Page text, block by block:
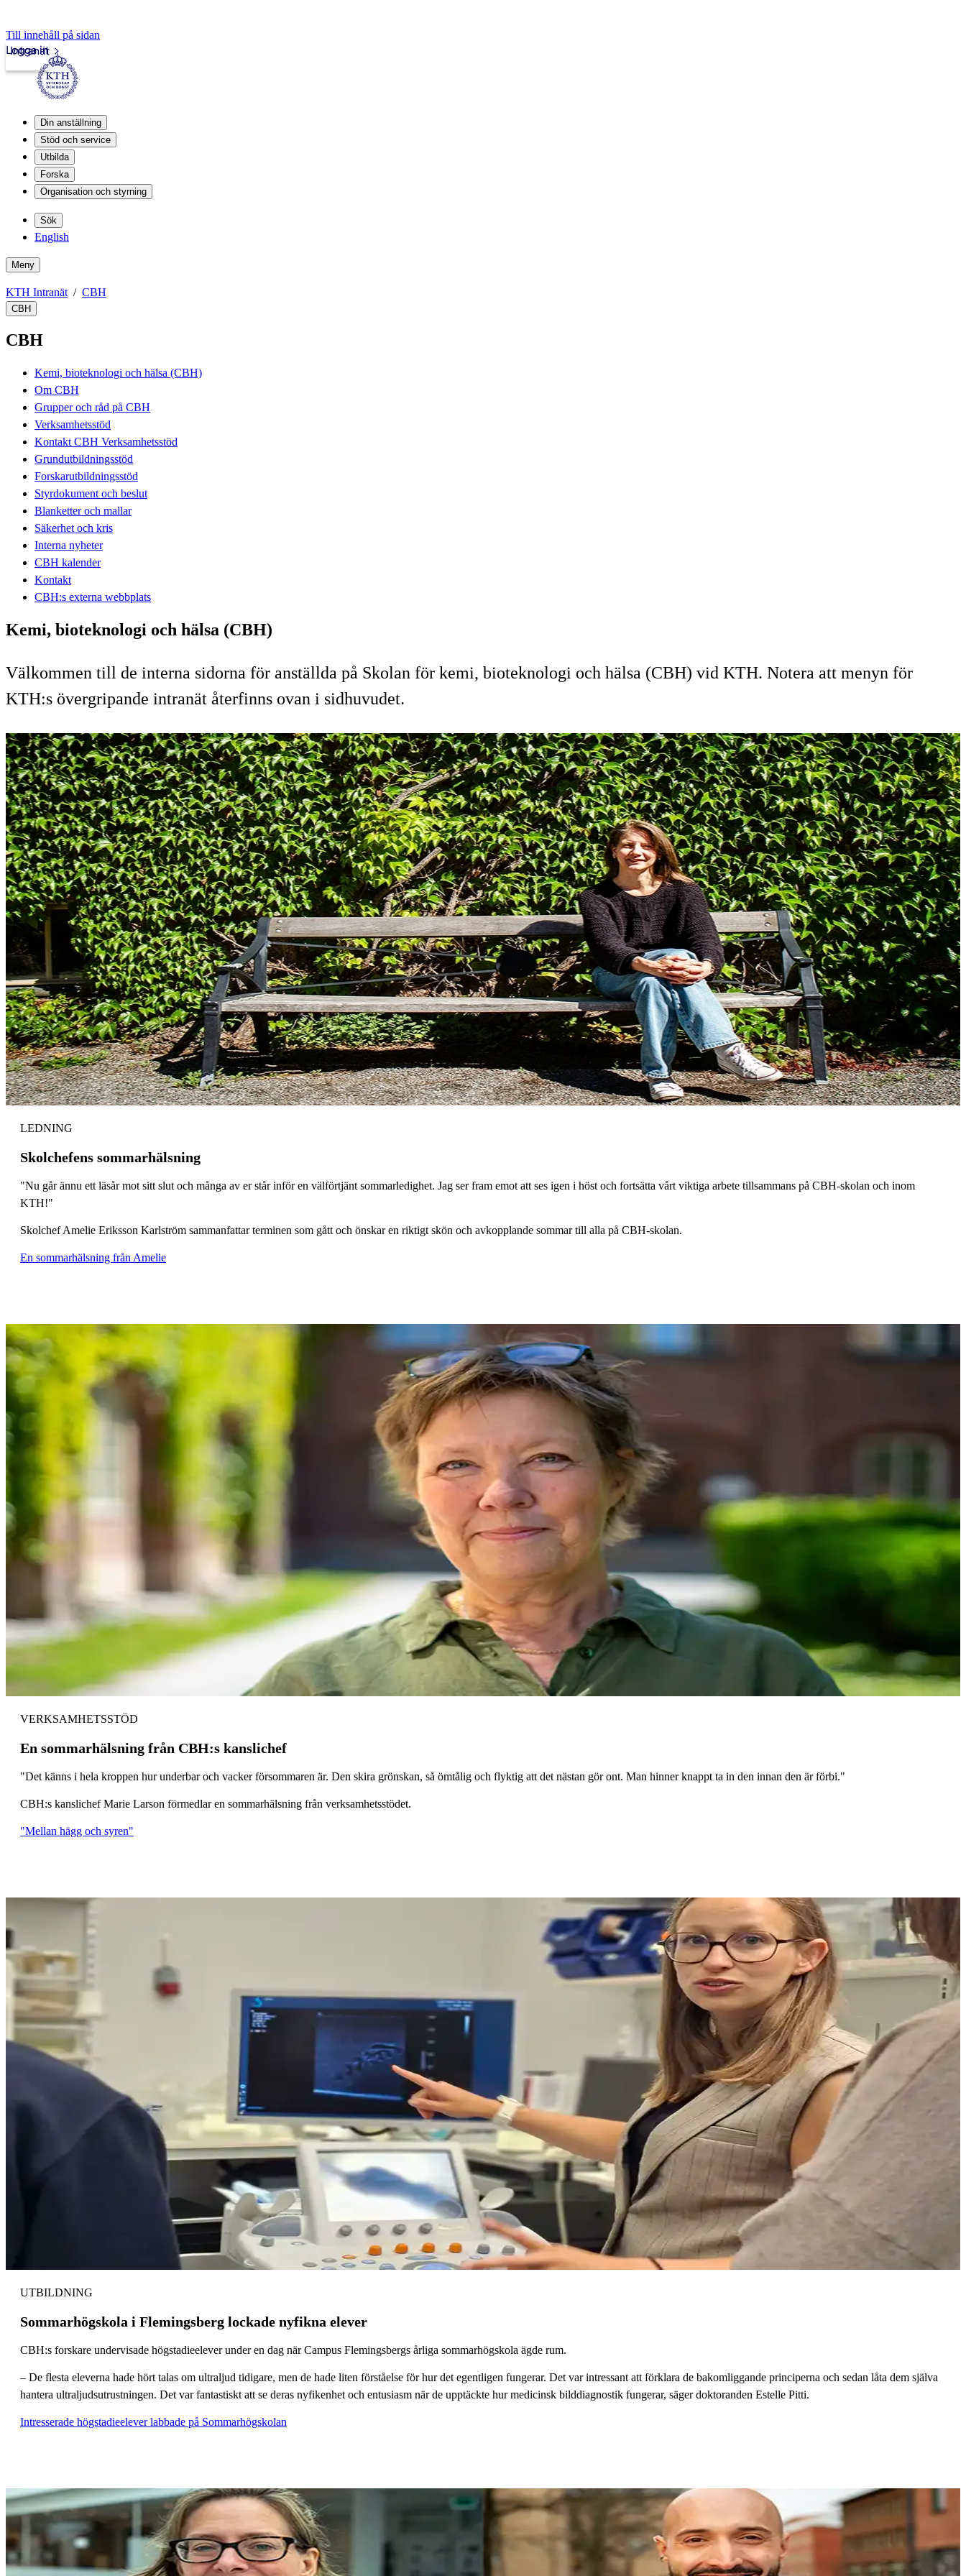
Till innehåll på sidan
Intranät
Logga in
Din anställning
Stöd och service
Utbilda
Forska
Organisation och styrning
Sök
English
Meny
KTH Intranät CBH
CBH
CBH
Kemi, bioteknologi och hälsa (CBH)
Om CBH
Grupper och råd på CBH
Verksamhetsstöd
Kontakt CBH Verksamhetsstöd
Grundutbildningsstöd
Forskarutbildningsstöd
Styrdokument och beslut
Blanketter och mallar
Säkerhet och kris
Interna nyheter
CBH kalender
Kontakt
CBH:s externa webbplats
Kemi, bioteknologi och hälsa (CBH)
Välkommen till de interna sidorna för anställda på Skolan för kemi, bioteknologi och hälsa (CBH) vid KTH. Notera att menyn för
KTH:s övergripande intranät återfinns ovan i sidhuvudet.
LEDNING
Skolchefens sommarhälsning
"Nu går ännu ett läsår mot sitt slut och många av er står inför en välförtjänt sommarledighet. Jag ser fram emot att ses igen i höst och fortsätta vårt viktiga arbete tillsammans på CBH-skolan och inom
KTH!"
Skolchef Amelie Eriksson Karlström sammanfattar terminen som gått och önskar en riktigt skön och avkopplande sommar till alla på CBH-skolan.
En sommarhälsning från Amelie
VERKSAMHETSSTÖD
En sommarhälsning från CBH:s kanslichef
"Det känns i hela kroppen hur underbar och vacker försommaren är. Den skira grönskan, så ömtålig och flyktig att det nästan gör ont. Man hinner knappt ta in den innan den är förbi."
CBH:s kanslichef Marie Larson förmedlar en sommarhälsning från verksamhetsstödet.
"Mellan hägg och syren"
UTBILDNING
Sommarhögskola i Flemingsberg lockade nyfikna elever
CBH:s forskare undervisade högstadieelever under en dag när Campus Flemingsbergs årliga sommarhögskola ägde rum.
– De flesta eleverna hade hört talas om ultraljud tidigare, men de hade liten förståelse för hur det egentligen fungerar. Det var intressant att förklara de bakomliggande principerna och sedan låta dem själva
hantera ultraljudsutrustningen. Det var fantastiskt att se deras nyfikenhet och entusiasm när de upptäckte hur medicinsk bilddiagnostik fungerar, säger doktoranden Estelle Pitti.
Intresserade högstadieelever labbade på Sommarhögskolan